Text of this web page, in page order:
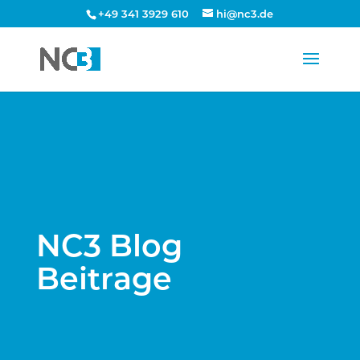
+49 341 3929 610 hi@nc3.de
NC3 Blog
Beitrage